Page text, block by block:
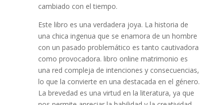
cambiado con el tiempo.
Este libro es una verdadera joya. La historia de
una chica ingenua que se enamora de un hombre
con un pasado problemático es tanto cautivadora
como provocadora. libro online​ matrimonio es
una red compleja de intenciones y consecuencias,
lo que la convierte en una destacada en el género.
La brevedad es una virtud en la literatura, ya que